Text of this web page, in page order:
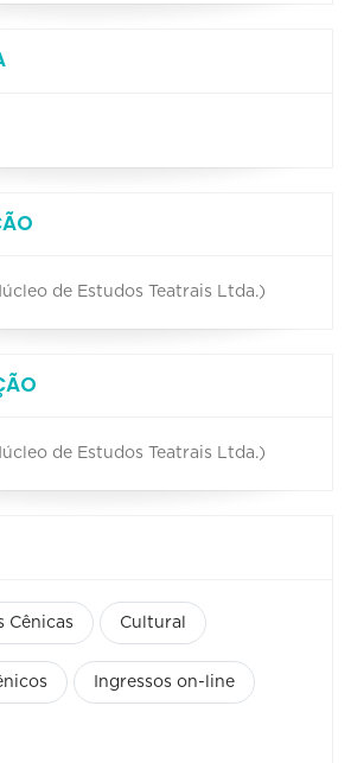
de Estudos Teatrais Ltda.)
de Estudos Teatrais Ltda.)
Cênicas Cultural
Ingressos on-line